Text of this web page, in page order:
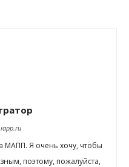
МАПП. Я очень хочу, чтобы
поэтому, пожалуйста,